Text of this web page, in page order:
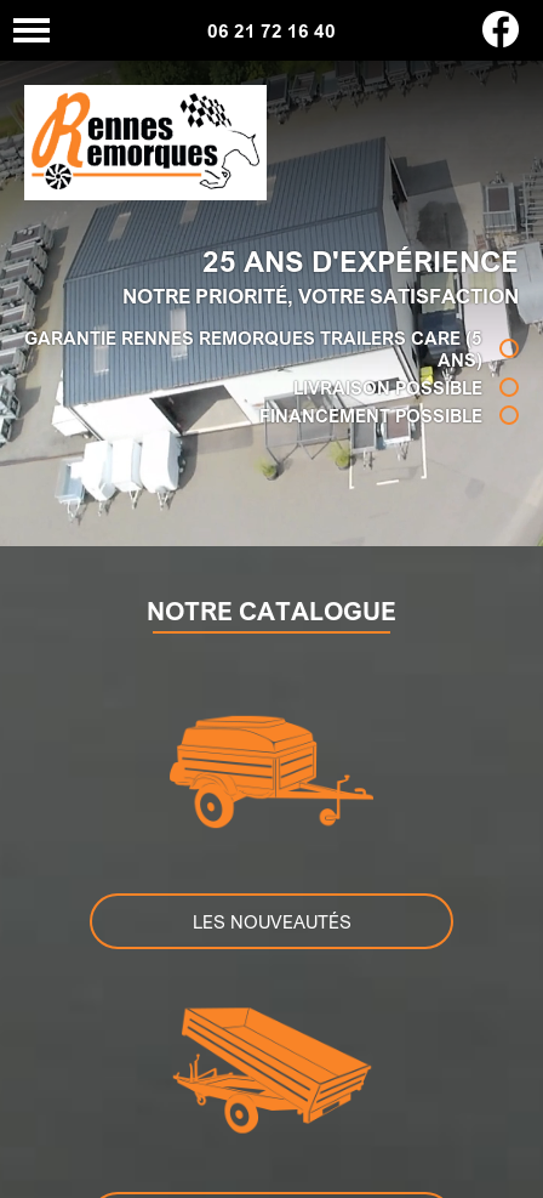
06 21 72 16 40
25 ANS D'EXPÉRIENCE
NOTRE PRIORITÉ, VOTRE SATISFACTION
GARANTIE RENNES REMORQUES TRAILERS CARE (5
ANS)
LIVRAISON POSSIBLE
FINANCEMENT POSSIBLE
NOTRE CATALOGUE
LES NOUVEAUTÉS